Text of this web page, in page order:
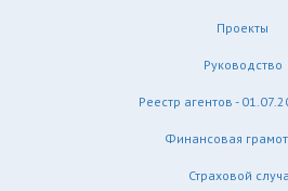
Проекты
Руководство
Реестр агентов -
Финансовая
Страховой